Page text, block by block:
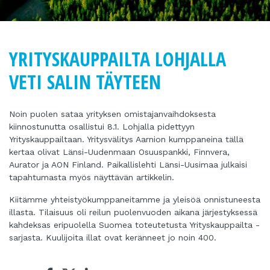
YRITYSKAUPPAILTA LOHJALLA
VETI SALIN TÄYTEEN
Noin puolen sataa yrityksen omistajanvaihdoksesta
kiinnostunutta osallistui 8.1. Lohjalla pidettyyn
Yrityskauppailtaan. Yritysvälitys Aarnion kumppaneina tällä
kertaa olivat Länsi-Uudenmaan Osuuspankki, Finnvera,
Aurator ja AON Finland. Paikallislehti Länsi-Uusimaa julkaisi
tapahtumasta myös näyttävän artikkelin.
Kiitämme yhteistyökumppaneitamme ja yleisöä onnistuneesta
illasta. Tilaisuus oli reilun puolenvuoden aikana järjestyksessä
kahdeksas eripuolella Suomea toteutetusta Yrityskauppailta -
sarjasta. Kuulijoita illat ovat keränneet jo noin 400.